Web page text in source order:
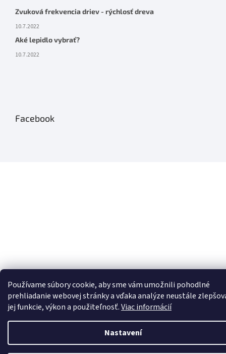
Používame súbory cookie, aby sme vám umožnili pohodlné
prehliadanie webovej stránky a vďaka analýze neustále
jej funkcie, výkon a použiteľnosť.Viac informácií
Nastavení
Zvuková frekvencia driev - rýchlosť dreva
10.7.2022
Aké lepidlo vybrať?
10.7.2022
Facebook